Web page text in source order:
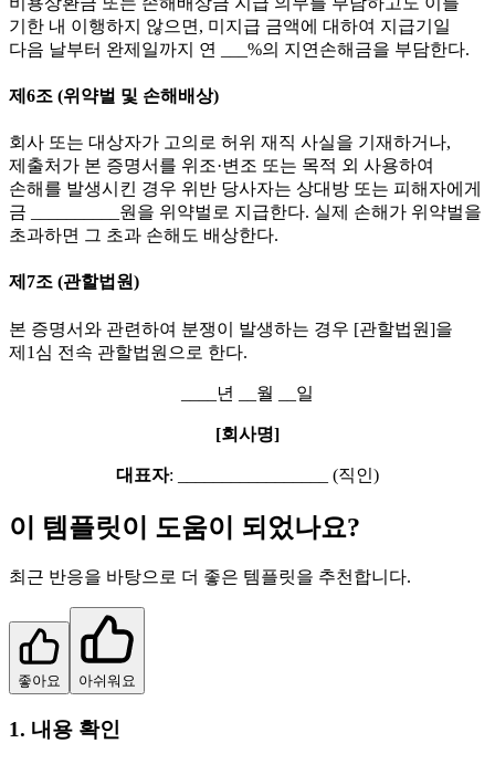
기한 내 이행하지 않으면, 미지급 금액에 대하여 지급기일
다음 날부터 완제일까지 연 ___%의 지연손해금을 부담한다.
제6조 (위약벌 및 손해배상)
회사 또는 대상자가 고의로 허위 재직 사실을 기재하거나,
제출처가 본 증명서를 위조·변조 또는 목적 외 사용하여
손해를 발생시킨 경우 위반 당사자는 상대방 또는 피해자에게
금 __________원을 위약벌로 지급한다. 실제 손해가 위약벌을
초과하면 그 초과 손해도 배상한다.
제7조 (관할법원)
본 증명서와 관련하여 분쟁이 발생하는 경우 [관할법원]을
제1심 전속 관할법원으로 한다.
____년 __월 __일
[회사명]
대표자: _________________ (직인)
이 템플릿이 도움이 되었나요?
최근 반응을 바탕으로 더 좋은 템플릿을 추천합니다.
좋아요 아쉬워요
1. 내용 확인